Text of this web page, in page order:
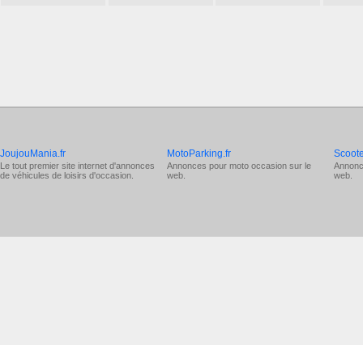
JoujouMania.fr
Le tout premier site internet d'annonces
de véhicules de loisirs d'occasion.
MotoParking.fr
Annonces pour moto occasion sur le
web.
web.